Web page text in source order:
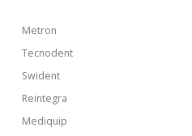
Metron
Tecnodent
Swident
Reintegra
Mediquip